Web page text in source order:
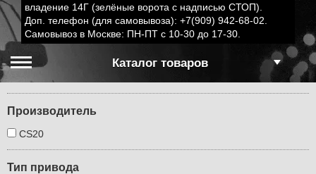
владение 14Г (зелёные ворота с надписью СТОП).
Доп. телефон (для самовывоза): +7(909) 942-68-02.
Самовывоз в Москве: ПН-ПТ с 10-30 до 17-30.
Каталог товаров
Производитель
CS20
Тип привода